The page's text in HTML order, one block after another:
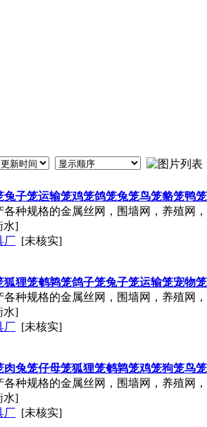
子笼运输笼鸡笼鸽笼兔笼鸟笼貉笼鸭笼
种规格的金属丝网，围墙网，养殖网
水]
厂 [未核实]
狸笼鹌鹑笼鸽子笼兔子笼运输笼宠物笼
种规格的金属丝网，围墙网，养殖网
水]
厂 [未核实]
兔笼仔母笼狐狸笼鹌鹑笼鸡笼狗笼鸟笼
种规格的金属丝网，围墙网，养殖网
水]
厂 [未核实]